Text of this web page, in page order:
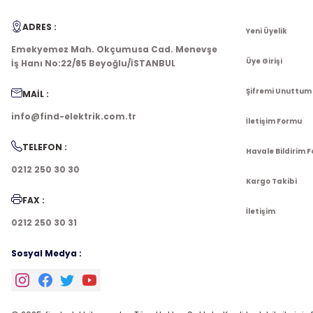
ADRES :
Emekyemez Mah. Okçumusa Cad. Menevşe
İş Hanı No:22/85 Beyoğlu/İSTANBUL
MAİL :
info@find-elektrik.com.tr
TELEFON :
0212 250 30 30
FAX :
0212 250 30 31
Sosyal Medya :
Yeni Üyelik
Üye Girişi
Şifremi Unuttum
İletişim Formu
Havale Bildirim
Kargo Takibi
İletişim